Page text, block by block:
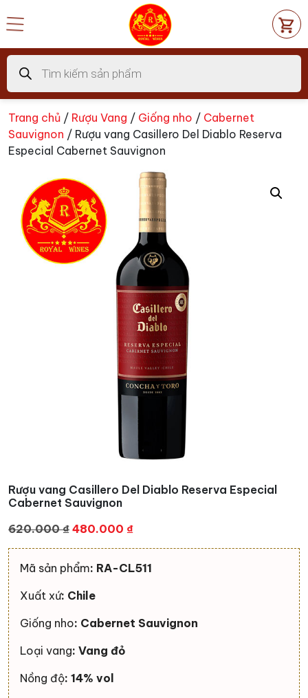
đến
dung
Tìm
kiếm
sản
phẩm
Trang chủ / Rượu Vang / Giống nho / Cabernet
Sauvignon / Rượu vang Casillero Del Diablo Reserva
Especial Cabernet Sauvignon
Rượu vang Casillero Del Diablo Reserva Especial
Cabernet Sauvignon
620.000₫ Giá
gốc
là:
480.000 ₫Giá
hiện
tại
Mã sản phẩm: RA-CL511
Xuất xứ: Chile
Giống nho: Cabernet Sauvignon
Loại vang: Vang đỏ
Nồng độ: 14% vol